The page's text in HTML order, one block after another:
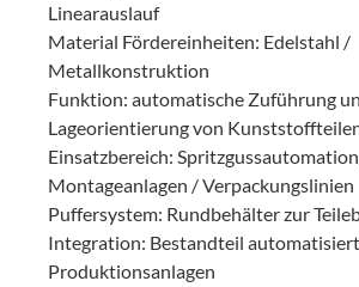
Linearauslauf
Material Fördereinheiten: Edelstahl /
Metallkonstruktion
Funktion: automatische Zuführung
Lageorientierung von
Einsatzbereich:
Montageanlagen / Verpackungslinien
Puffersystem: Rundbehälter zur
Integration: Bestandteil
Produktionsanlagen